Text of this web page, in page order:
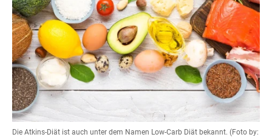
Die Atkins-Diät ist auch unter dem Namen Low-Carb Diät bekannt. (Foto by: